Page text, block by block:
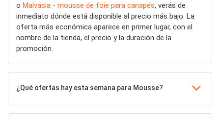
o Malvasia - mousse de foie para canapés, verás de
inmediato dónde está disponible al precio más bajo. La
oferta más económica aparece en primer lugar, con el
nombre de la tienda, el precio y la duración de la
promoción.
¿Qué ofertas hay esta semana para Mousse?